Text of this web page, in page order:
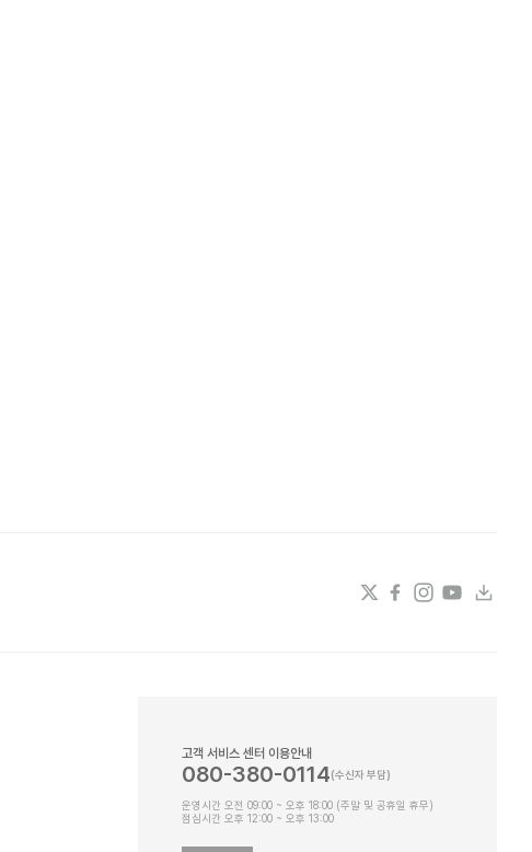
고객 서비스 센터 이용안내
080-380-0114
운영시간 오전 09:00 ~ 오후 18:00 (주말 및 공휴일 휴무)
점심시간 오후 12:00 ~ 오후 13:00